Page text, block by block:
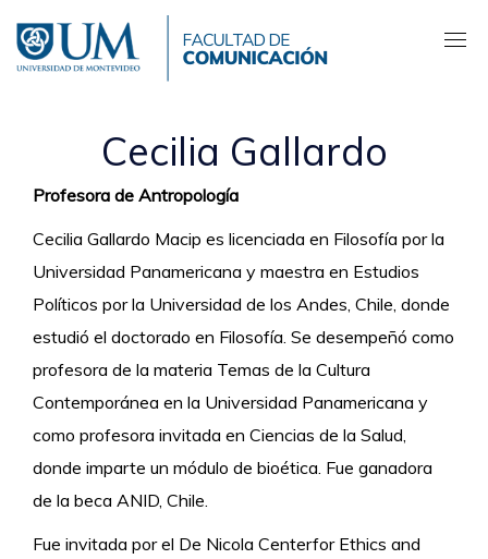
contenido
principal
Cecilia Gallardo
Profesora de Antropología
Cecilia Gallardo Macip es licenciada en Filosofía por la
Universidad Panamericana y maestra en Estudios
Políticos por la Universidad de los Andes, Chile, donde
estudió el doctorado en Filosofía. Se desempeñó como
profesora de la materia Temas de la Cultura
Contemporánea en la Universidad Panamericana y
como profesora invitada en Ciencias de la Salud,
donde imparte un módulo de bioética. Fue ganadora
de la beca ANID, Chile.
Fue invitada por el De Nicola Centerfor Ethics and